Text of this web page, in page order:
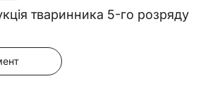
тваринника 5-го розряду